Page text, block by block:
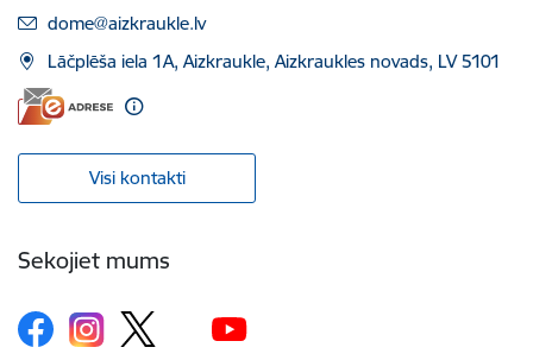
E-pasts:
dome@aizkraukle.lv
Lāčplēša iela 1A, Aizkraukle, Aizkraukles novads, LV 5101
Visi kontakti
Sekojiet mums